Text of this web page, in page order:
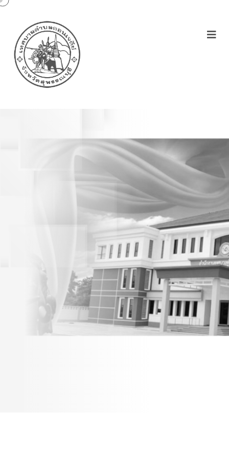
การเพิ่มชื่อ กรณีคนซึ่งไม่มี
สัญชาติไทยได้รับการผ่อน
ผันให้อยู่อาศัยในราช
อาณาจักรเป็นกรณีพิเศษ
เฉพาะราย ตามกฏหมายว่า
ด้วยคนเข้าเมืองหรือกฏ
หมายว่าด้วยสัญชาติ